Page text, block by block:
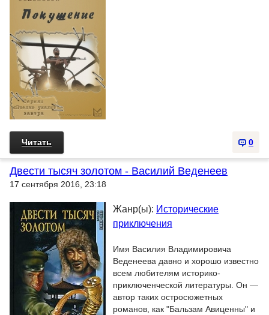
0
Читать
Двести тысяч золотом - Василий Веденеев
17 сентября 2016, 23:18
Жанр(ы): Исторические
приключения
Имя Василия Владимировича
Веденеева давно и хорошо известно
всем любителям историко-
приключенческой литературы. Он —
автор таких остросюжетных
романов, как "Бальзам Авиценны" и